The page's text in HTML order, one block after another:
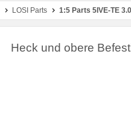
LOSI Parts 1:5 Parts 5IVE-TE 3.0
Heck und obere